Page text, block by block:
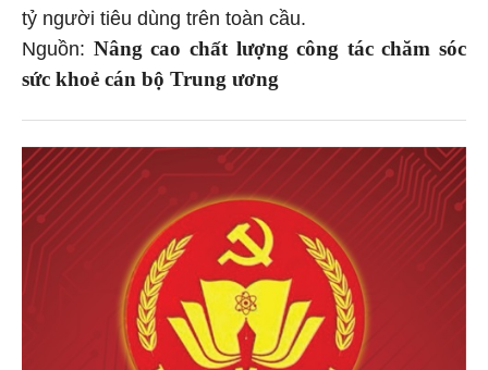
tỷ người tiêu dùng trên toàn cầu.
Nguồn: Nâng cao chất lượng công tác chăm sóc
sức khoẻ cán bộ Trung ương